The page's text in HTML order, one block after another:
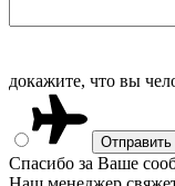
докажите, что вы
Спасибо за Ваше